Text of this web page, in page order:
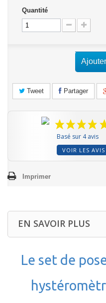
Quantité
Tweet Partager
Basé sur 4 avis
VOIR LES AVIS
Imprimer
EN SAVOIR PLUS
Le set de